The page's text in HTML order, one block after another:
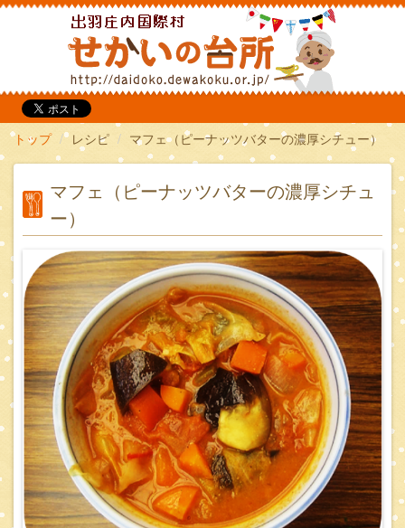
だいどこ
トップ レシピ マフェ（ピーナッツバターの濃厚シチュー）
マフェ（ピーナッツバターの濃厚シチュ
ー）